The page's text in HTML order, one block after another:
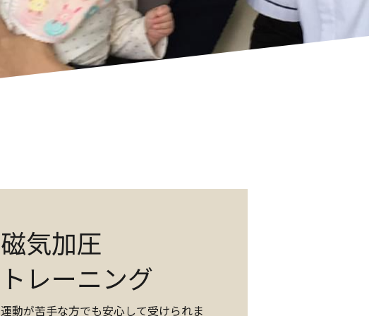
磁気加圧
トレーニング
運動が苦手な方でも安心して受けられま